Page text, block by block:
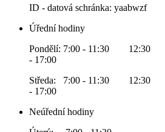
ID - datová schránka: yaabwzf
Úřední hodiny
Pondělí: 7:00 - 11:30 12:30
- 17:00
Středa: 7:00 - 11:30 12:30
- 17:00
Neúřední hodiny